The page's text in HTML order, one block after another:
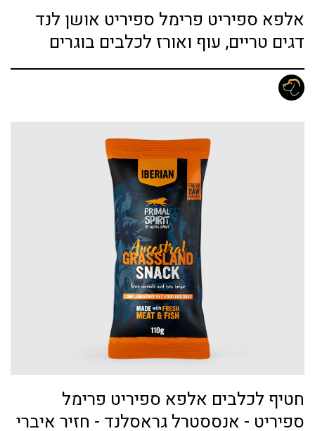
אלפא ספיריט פרימל ספיריט אושן לנד
דגים טריים, עוף ואורז לכלבים בוגרים
חטיף לכלבים אלפא ספיריט פרימל
ספיריט - אנססטרל גראסלנד - חזיר איברי